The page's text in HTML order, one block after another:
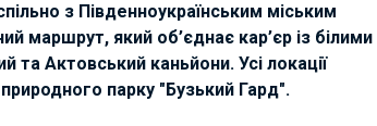
з Південноукраїнським міським
маршрут, який об’єднає кар’єр із білими
та Актовський каньйони. Усі локації
парку "Бузький Гард".